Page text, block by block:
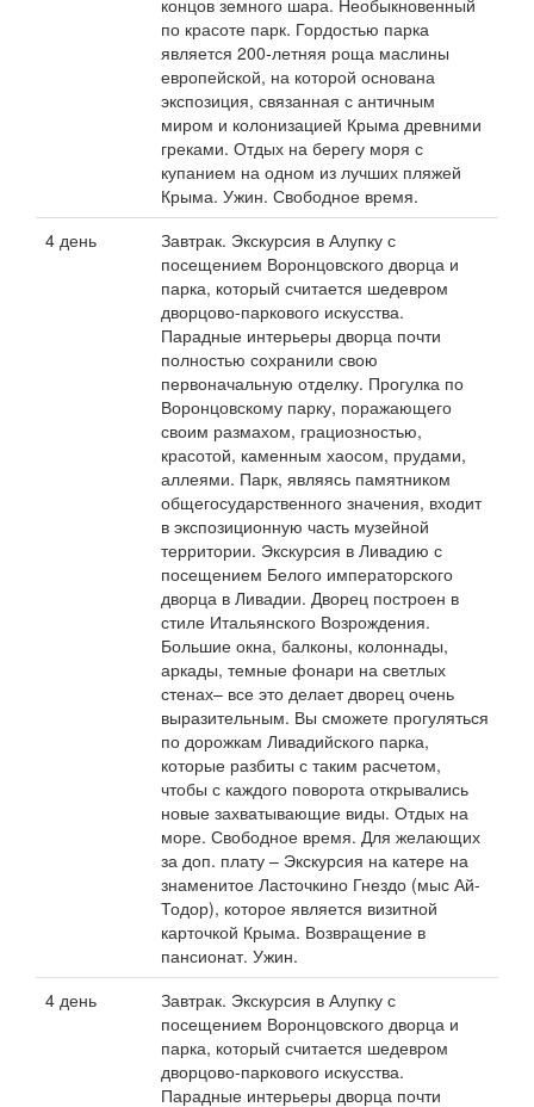
по красоте парк. Гордостью парка
является 200-летняя роща маслины
европейской, на которой основана
экспозиция, связанная с античным
миром и колонизацией Крыма древними
греками. Отдых на берегу моря с
купанием на одном из лучших пляжей
Крыма. Ужин. Свободное время.
4 день
Завтрак. Экскурсия в Алупку с
посещением Воронцовского дворца и
парка, который считается шедевром
дворцово-паркового искусства.
Парадные интерьеры дворца почти
полностью сохранили свою
первоначальную отделку. Прогулка по
Воронцовскому парку, поражающего
своим размахом, грациозностью,
красотой, каменным хаосом, прудами,
аллеями. Парк, являясь памятником
общегосударственного значения, входит
в экспозиционную часть музейной
территории. Экскурсия в Ливадию с
посещением Белого императорского
дворца в Ливадии. Дворец построен в
стиле Итальянского Возрождения.
Большие окна, балконы, колоннады,
аркады, темные фонари на светлых
стенах– все это делает дворец очень
выразительным. Вы сможете прогуляться
по дорожкам Ливадийского парка,
которые разбиты с таким расчетом,
чтобы с каждого поворота открывались
новые захватывающие виды. Отдых на
море. Свободное время. Для желающих
за доп. плату – Экскурсия на катере на
знаменитое Ласточкино Гнездо (мыс Ай-
Тодор), которое является визитной
карточкой Крыма. Возвращение в
пансионат. Ужин.
4 день
Завтрак. Экскурсия в Алупку с
посещением Воронцовского дворца и
парка, который считается шедевром
дворцово-паркового искусства.
Парадные интерьеры дворца почти